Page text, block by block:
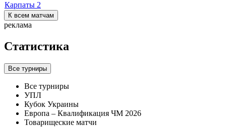
Карпаты 2
К всем матчам
реклама
Статистика
Все турниры
Все турниры
УПЛ
Кубок Украины
Европа – Квалификация ЧМ 2026
Товарищеские матчи